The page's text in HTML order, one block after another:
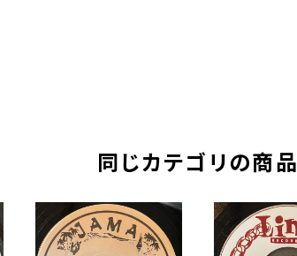
同じカテゴリの商品